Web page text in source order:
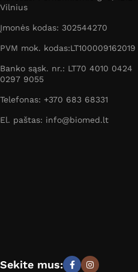
Vilnius
Įmonės kodas: 302544270
PVM mok. kodas:LT100009162019
Banko sąsk. nr.: LT70 4010 0424
0297 9055
Telefonas: +370 683 68331
El. paštas: info@biomed.lt
Sekite mus: